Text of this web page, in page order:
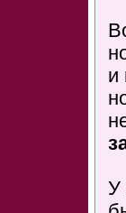
и
У